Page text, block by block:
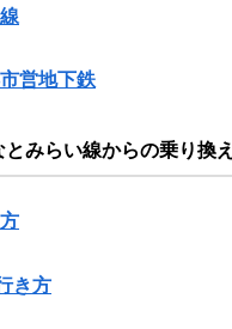
営地下鉄
みらい線からの乗り換え
き方